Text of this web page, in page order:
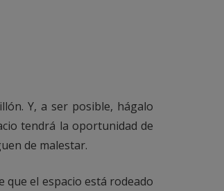
Y, a ser posible, hágalo
tendrá la oportunidad de
de malestar.
que el espacio está rodeado